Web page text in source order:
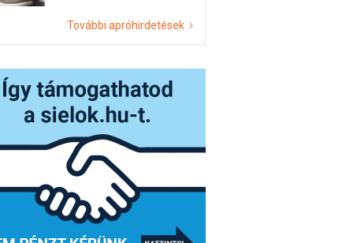
További apróhirdetések